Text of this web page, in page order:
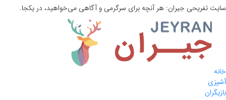
سایت تفریحی جیران: هر آنچه برای سرگرمی و آگاهی می‌خواهید، در یکجا.
خانه
آشپزی
بازیگران